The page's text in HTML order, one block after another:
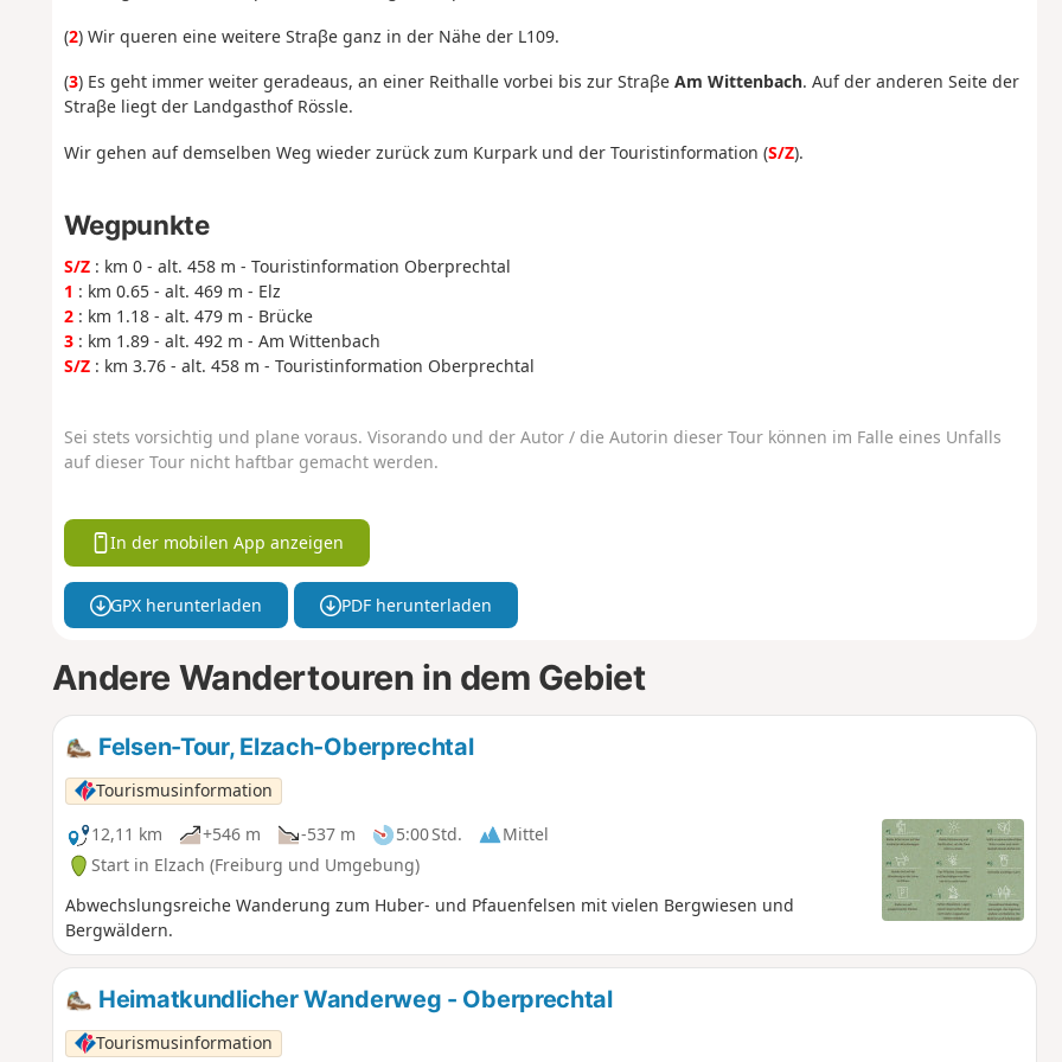
(2) Wir queren eine weitere Straβe ganz in der Nähe der L109.
(3) Es geht immer weiter geradeaus, an einer Reithalle vorbei bis zur Straβe Am Wittenbach. Auf der anderen Seite der
Straβe liegt der Landgasthof Rössle.
Wir gehen auf demselben Weg wieder zurück zum Kurpark und der Touristinformation (S/Z).
Wegpunkte
S/Z: km 0 - alt. 458 m - Touristinformation Oberprechtal
1 : km 0.65 - alt. 469 m - Elz
2: km 1.18 - alt. 479 m - Brücke
3: km 1.89 - alt. 492 m - Am Wittenbach
S/Z: km 3.76 - alt. 458 m - Touristinformation Oberprechtal
Sei stets vorsichtig und plane voraus. Visorando und der Autor / die Autorin dieser Tour können im Falle eines Unfalls
auf dieser Tour nicht haftbar gemacht werden.
In der mobilen App anzeigen
GPX herunterladen PDF herunterladen
Andere Wandertouren in dem Gebiet
Felsen-Tour, Elzach-Oberprechtal
Tourismusinformation
12,11 km
+546 m -537 m 5:00 Std.
Mittel
Start in Elzach (Freiburg und Umgebung)
Abwechslungsreiche Wanderung zum Huber- und Pfauenfelsen mit vielen Bergwiesen und
Bergwäldern.
Heimatkundlicher Wanderweg - Oberprechtal
Tourismusinformation